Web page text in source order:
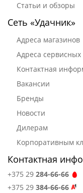
Статьи и обзоры
Сеть «Удачник»
Адреса магазинов
Адреса
Контактная
Вакансии
Бренды
Новости
Дилерам
Корпоративным
Контактная
+375 29 284-66-66
+375 29 384-66-66